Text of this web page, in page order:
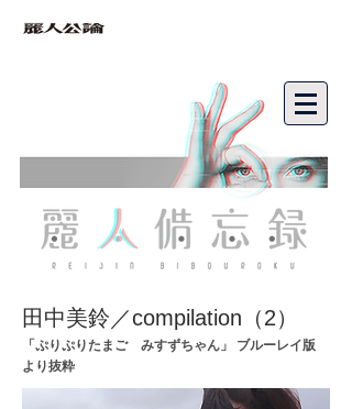
田中美鈴／compilation（2）
「ぷりぷりたまご みすずちゃん」 ブルーレイ版
より抜粋